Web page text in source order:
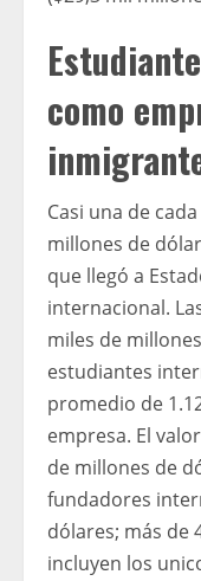
como
Casi una de
millones de
que llegó a
internacional.
miles de
estudiantes
promedio de
empresa. El
de millones de
fundadores
dólares; más de
incluyen los